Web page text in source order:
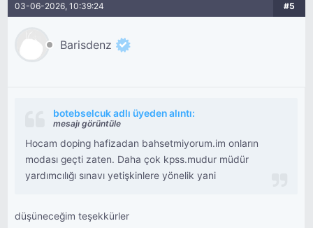
03-06-2026, 10:39:24 #5
Barisdenz
botebselcuk adlı üyeden alıntı:
mesajı görüntüle
Hocam doping hafizadan bahsetmiyorum.im onların
modası geçti zaten. Daha çok kpss.mudur müdür
yardımcılığı sınavı yetişkinlere yönelik yani
düşüneceğim teşekkürler